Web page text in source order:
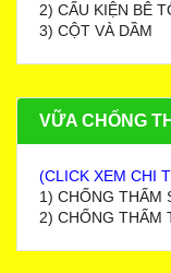
2) CẤU KIỆN BÊ
3) CỘT VÀ DẦM
VỮA CHỐNG
(CLICK XEM CHI
1) CHỐNG THẤM
2) CHỐNG THẤM